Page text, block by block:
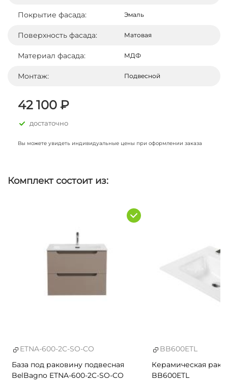
Покрытие фасада: Эмаль
Поверхность фасада: Матовая
Материал фасада: МДФ
Монтаж: Подвесной
42 100 ₽
достаточно
Вы можете увидеть индивидуальные цены при оформлении заказа
Комплект состоит из:
ETNA-600-2C-SO-CO
База под раковину подвесная
BelBagno ETNA-600-2C-SO-CO
BB600ETL
Керамическая
BB600ETL